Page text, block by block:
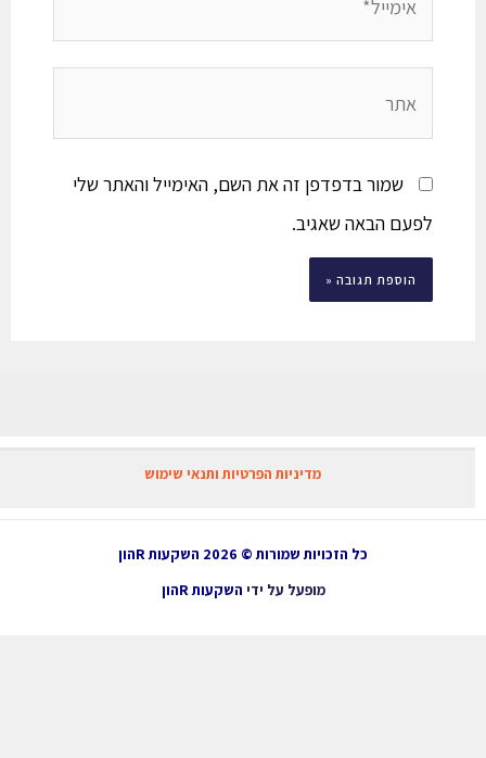
שמור בדפדפן זה את השם, האימייל והאתר שלי
לפעם הבאה שאגיב.
מדיניות הפרטיות ותנאי שימוש
כל הזכויות שמורות © 2026 השקעות Rהון
מופעל על ידיהשקעות Rהון